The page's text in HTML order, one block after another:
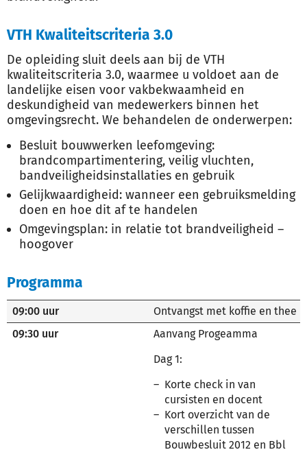
VTH Kwaliteitscriteria 3.0
De opleiding sluit deels aan bij de VTH
kwaliteitscriteria 3.0, waarmee u voldoet aan de
landelijke eisen voor vakbekwaamheid en
deskundigheid van medewerkers binnen het
omgevingsrecht. We behandelen de onderwerpen:
Besluit bouwwerken leefomgeving:
brandcompartimentering, veilig vluchten,
bandveiligheidsinstallaties en gebruik
Gelijkwaardigheid: wanneer een gebruiksmelding
doen en hoe dit af te handelen
Omgevingsplan: in relatie tot brandveiligheid –
hoogover
Programma
09:00 uur
Ontvangst met koffie en thee
09:30 uur
Aanvang Progeamma
Dag 1:
Korte check in van
cursisten en docent
Kort overzicht van de
verschillen tussen
Bouwbesluit 2012 en Bbl